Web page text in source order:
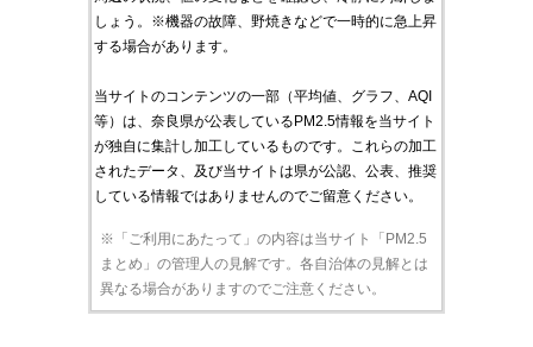
しょう。※機器の故障、野焼きなどで一時的に急上昇
する場合があります。
当サイトのコンテンツの一部（平均値、グラフ、AQI
等）は、奈良県が公表しているPM2.5情報を当サイト
が独自に集計し加工しているものです。これらの加工
されたデータ、及び当サイトは県が公認、公表、推奨
している情報ではありませんのでご留意ください。
※「ご利用にあたって」の内容は当サイト「PM2.5
まとめ」の管理人の見解です。各自治体の見解とは
異なる場合がありますのでご注意ください。